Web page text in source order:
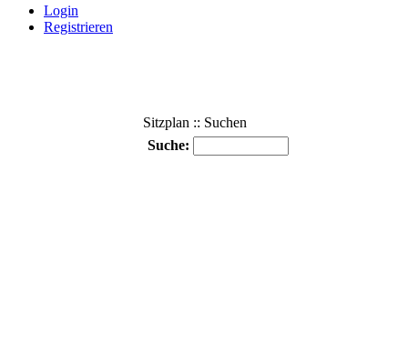
Login
Registrieren
Sitzplan :: Suchen
Suche: